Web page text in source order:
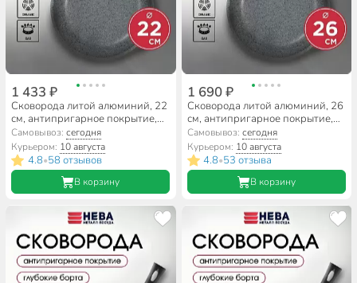
1 433 ₽
Сковорода литой алюминий, 22
см, антипригарное покрытие,
Нева Металл Посуда, Каменная,
19122
Самовывоз:сегодня
Курьером: 10 августа
4.8•58 отзывов
В корзину
1 690 ₽
Сковорода литой алюминий, 26
см, антипригарное покрытие,
Нева Металл Посуда, Каменная,
19126
Самовывоз: сегодня
Курьером: 10 августа
4.8•53 отзыва
В корзину